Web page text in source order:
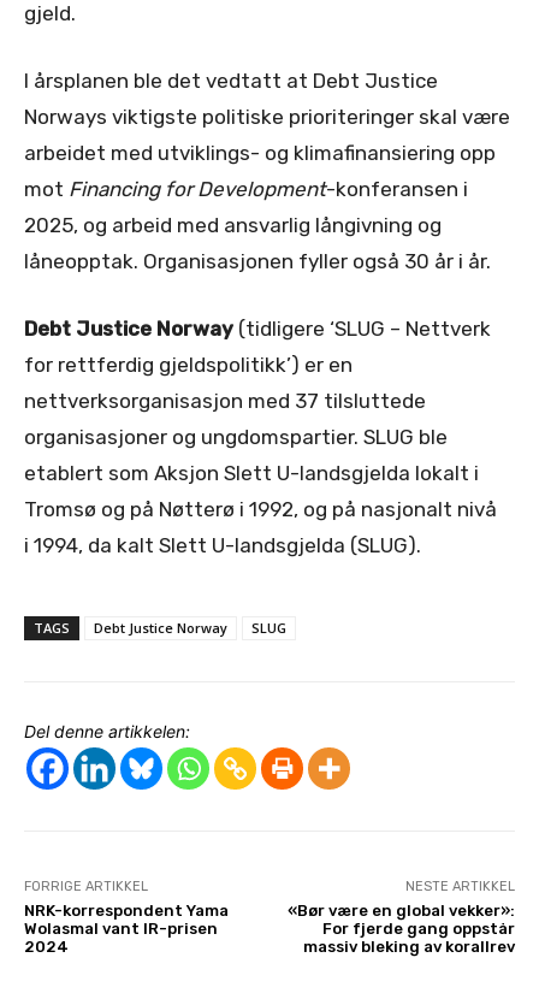
gjeld.
I årsplanen ble det vedtatt at Debt Justice
Norways viktigste politiske prioriteringer skal være
arbeidet med utviklings- og klimafinansiering opp
mot Financing for Development-konferansen i
2025, og arbeid med ansvarlig långivning og
låneopptak. Organisasjonen fyller også 30 år i år.
Debt Justice Norway (tidligere ‘SLUG – Nettverk
for rettferdig gjeldspolitikk’) er en
nettverksorganisasjon med 37 tilsluttede
organisasjoner og ungdomspartier. SLUG ble
etablert som Aksjon Slett U-landsgjelda lokalt i
Tromsø og på Nøtterø i 1992, og på nasjonalt nivå
i 1994, da kalt Slett U-landsgjelda (SLUG).
TAGS Debt Justice Norway SLUG
Del denne artikkelen:
FORRIGE ARTIKKEL
NRK-korrespondent Yama
Wolasmal vant IR-prisen
2024
NESTE ARTIKKEL
«Bør være en global vekker»:
For fjerde gang oppstår
massiv bleking av korallrev